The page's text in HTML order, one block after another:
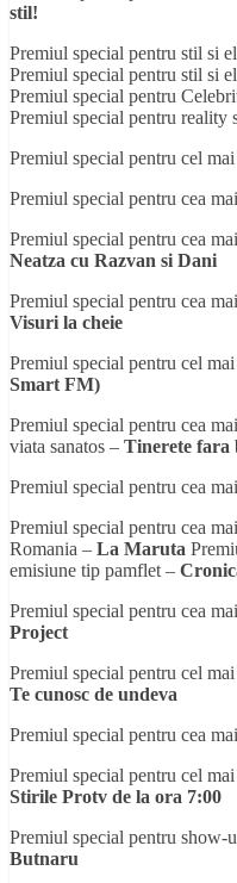
stil!
Premiul special pentru stil si
Premiul special pentru stil si
Premiul special pentru
Premiul special pentru reality
Premiul special pentru cel
Premiul special pentru cea
Premiul special pentru cea
Neatza cu Razvan si Dani
Premiul special pentru cea
Visuri la cheie
Premiul special pentru cel
Smart FM)
Premiul special pentru cea
viata sanatos – Tinerete fara
Premiul special pentru cea
Premiul special pentru cea
Romania – La Maruta
emisiune tip pamflet –
Premiul special pentru cea
Project
Premiul special pentru cel
Te cunosc de undeva
Premiul special pentru cea
Premiul special pentru cel
Stirile Protv de la ora 7:00
Premiul special pentru show-
Butnaru